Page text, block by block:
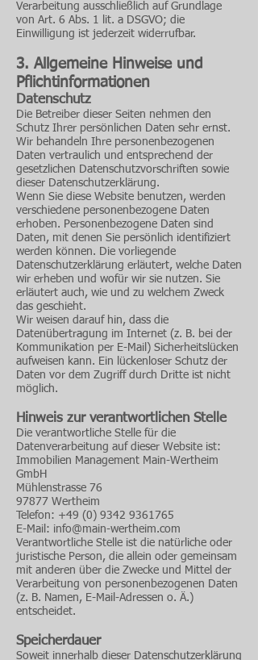
Verarbeitung ausschließlich auf Grundlage
von Art. 6 Abs. 1 lit. a DSGVO; die
Einwilligung ist jederzeit widerrufbar.
3. Allgemeine Hinweise und
Pflicht­informationen
Datenschutz
Die Betreiber dieser Seiten nehmen den
Schutz Ihrer persönlichen Daten sehr ernst.
Wir behandeln Ihre personenbezogenen
Daten vertraulich und entsprechend der
gesetzlichen Datenschutzvorschriften sowie
dieser Datenschutzerklärung.
Wenn Sie diese Website benutzen, werden
verschiedene personenbezogene Daten
erhoben. Personenbezogene Daten sind
Daten, mit denen Sie persönlich identifiziert
werden können. Die vorliegende
Datenschutzerklärung erläutert, welche Daten
wir erheben und wofür wir sie nutzen. Sie
erläutert auch, wie und zu welchem Zweck
das geschieht.
Wir weisen darauf hin, dass die
Datenübertragung im Internet (z. B. bei der
Kommunikation per E-Mail) Sicherheitslücken
aufweisen kann. Ein lückenloser Schutz der
Daten vor dem Zugriff durch Dritte ist nicht
möglich.
Hinweis zur verantwortlichen Stelle
Die verantwortliche Stelle für die
Datenverarbeitung auf dieser Website ist:
Immobilien Management Main-Wertheim
GmbH
Mühlenstrasse 76
97877 Wertheim
Telefon: +49 (0) 9342 9361765
E-Mail: info@main-wertheim.com
Verantwortliche Stelle ist die natürliche oder
juristische Person, die allein oder gemeinsam
mit anderen über die Zwecke und Mittel der
Verarbeitung von personenbezogenen Daten
(z. B. Namen, E-Mail-Adressen o. Ä.)
entscheidet.
Speicherdauer
Soweit innerhalb dieser Datenschutzerklärung